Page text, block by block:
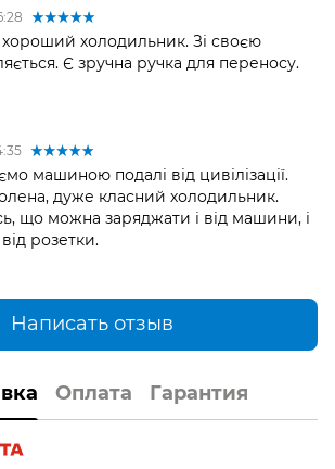
холодильник. Зі своєю
Є зручна ручка для переносу.
машиною подалі від цивілізації.
дуже класний холодильник.
що можна заряджати і від машини, і
розетки.
Написать отзыв
Оплата Гарантия